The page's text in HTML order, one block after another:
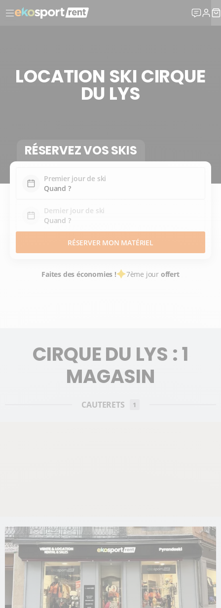
LOCATION SKI CIRQUE
DU LYS
RÉSERVEZ VOS SKIS
Premier jour de ski
Dernier jour de ski
RÉSERVER MON MATÉRIEL
Faites des économies ! 7ème jour offert
CIRQUE DU LYS : 1
MAGASIN
CAUTERETS 1